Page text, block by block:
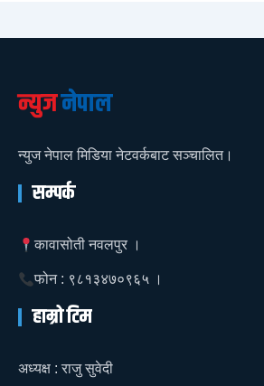
न्युजनेपाल
न्युज नेपाल मिडिया नेटवर्कबाट सञ्चालित।
सम्पर्क
कावासोती नवलपुर ।
फोन : ९८१३४७०९६५ ।
हाम्रो टिम
अध्यक्ष : राजु सुवेदी